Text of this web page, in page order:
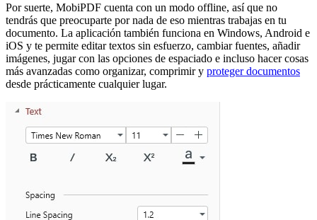
Por suerte, MobiPDF cuenta con un modo offline, así que no
tendrás que preocuparte por nada de eso mientras trabajas en tu
documento. La aplicación también funciona en Windows, Android e
iOS y te permite editar textos sin esfuerzo, cambiar fuentes, añadir
imágenes, jugar con las opciones de espaciado e incluso hacer cosas
más avanzadas como organizar, comprimir y proteger documentos
desde prácticamente cualquier lugar.